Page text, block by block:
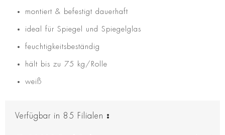
montiert & befestigt dauerhaft
ideal für Spiegel und Spiegelglas
feuchtigkeitsbeständig
hält bis zu 75 kg/Rolle
weiß
Verfügbar in 85 Filialen :